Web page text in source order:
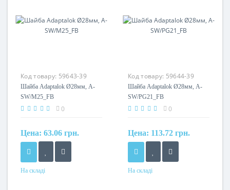
Код товару: 59643-39
Шайба Adaptalok Ø28мм, A-
SW/M25_FB
0
Цена: 63.06 грн.
На складі
Код товару: 59644-39
Шайба Adaptalok Ø28мм, A-
SW/PG21_FB
0
Цена: 113.72 грн.
На складі